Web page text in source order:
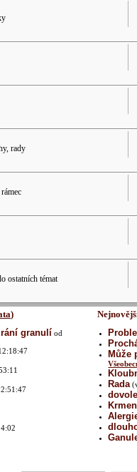
rady
ostatních témat
)
granulí od
Může
Rada